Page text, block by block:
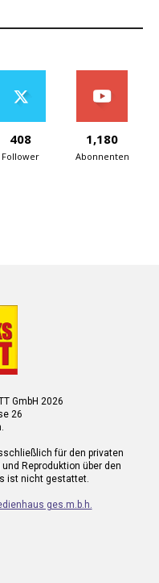
408
Follower
1,180
Abonnenten
GmbH 2026
26
für den privaten
Reproduktion über den
ist nicht gestattet.
ges.m.b.h.